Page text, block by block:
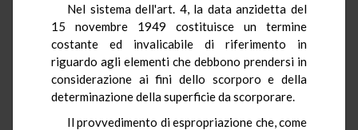
Nel sistema dell'art. 4, la data anzidetta del
15 novembre 1949 costituisce un termine
costante ed invalicabile di riferimento in
riguardo agli elementi che debbono prendersi in
considerazione ai fini dello scorporo e della
determinazione della superficie da scorporare.
Il provvedimento di espropriazione che, come